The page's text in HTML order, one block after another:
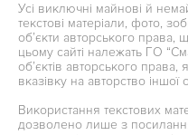
Усі виключні майнові й
текстові матеріали, фото,
об’єкти авторського права,
цьому сайті належать ГО
об’єктів авторського права,
вказівку на авторство іншої
Використання текстових
дозволено лише з